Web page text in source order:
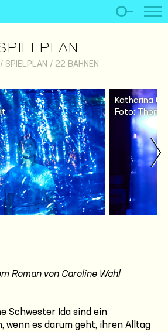
/ SPIELPLAN / 22 BAHNEN
Katharina
Foto:
Roman von Caroline Wahl
Schwester Ida sind ein
wenn es darum geht, ihren Alltag